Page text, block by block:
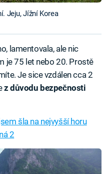
Jeju, Jížní Korea
lamentovala, ale nic
je 75 let nebo 20. Prostě
Je sice vzdálen cca 2
z důvodu bezpečnosti
šla na nejvyšší horu
2